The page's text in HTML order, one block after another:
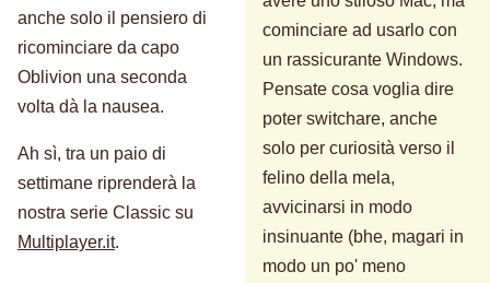
anche solo il pensiero di
ricominciare da capo
Oblivion una seconda
volta dà la nausea.
Ah sì, tra un paio di
settimane riprenderà la
nostra serie Classic su
Multiplayer.it.
cominciare ad usarlo con
un rassicurante Windows.
Pensate cosa voglia dire
poter switchare, anche
solo per curiosità verso il
felino della mela,
avvicinarsi in modo
insinuante (bhe, magari in
modo un po' meno